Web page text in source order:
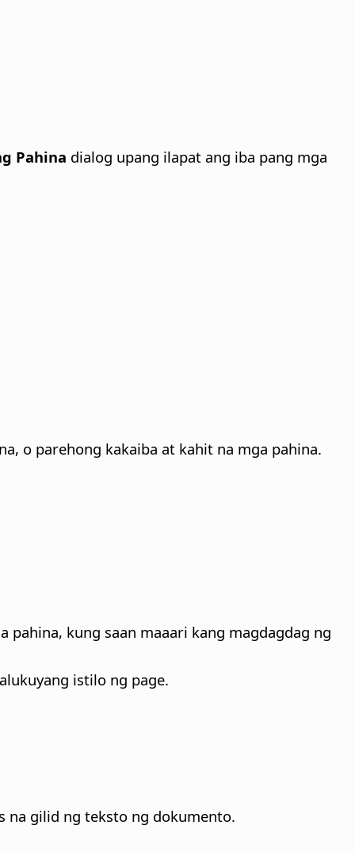
Pahina dialog upang ilapat ang iba pang mga
o parehong kakaiba at kahit na mga pahina.
pahina, kung saan maaari kang magdagdag ng
istilo ng page.
na gilid ng teksto ng dokumento.